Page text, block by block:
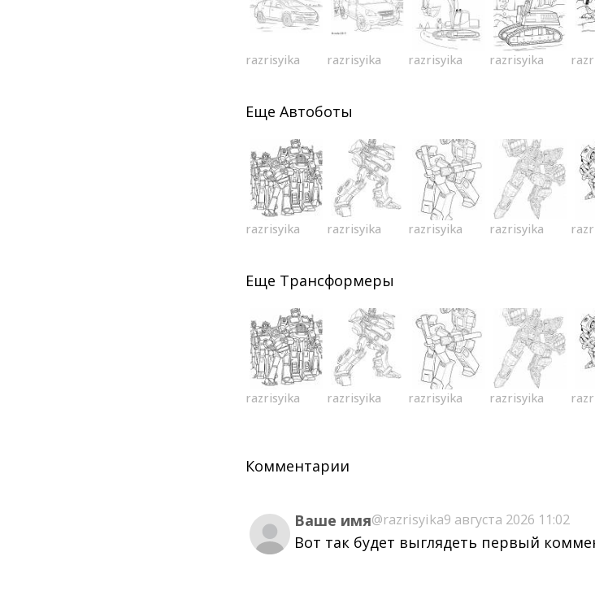
razrisyika razrisyika razrisyika razrisyika
Еще Автоботы
razrisyika razrisyika razrisyika razrisyika
Еще Трансформеры
razrisyika razrisyika razrisyika razrisyika
Комментарии
Ваше имя@razrisyika9 августа 2026 11:02
Вот так будет выглядеть первый